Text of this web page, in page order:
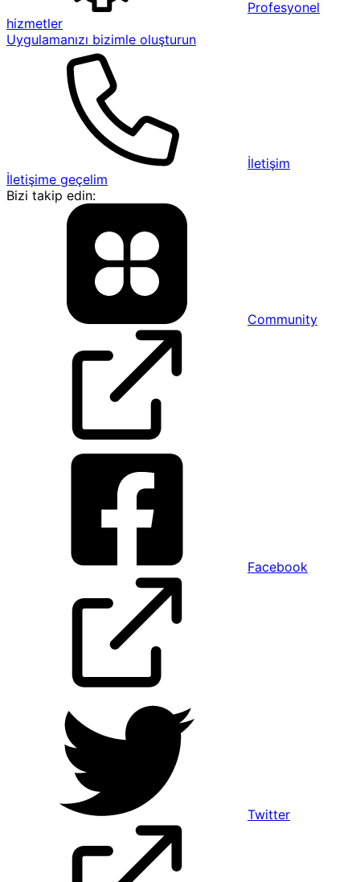
Profesyonel
hizmetler
Uygulamanızı bizimle oluşturun
İletişim
İletişime geçelim
Bizi takip edin:
Community
Facebook
Twitter